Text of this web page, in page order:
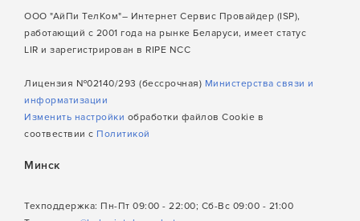
ООО "АйПи ТелКом"– Интернет Сервис Провайдер (ISP),
работающий с 2001 года на рынке Беларуси, имеет статус
LIR и зарегистрирован в RIPE NCC
Лицензия №02140/293 (бессрочная) Министерства связи и
информатизации
Изменить настройки обработки файлов Cookie в
соотвествии с Политикой
Минск
Техподдержка: Пн-Пт 09:00 - 22:00; Сб-Вс 09:00 - 21:00